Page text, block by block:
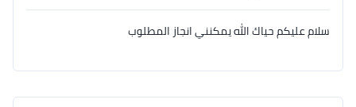
سلام عليكم حياك الله يمكنني انجاز المطلوب